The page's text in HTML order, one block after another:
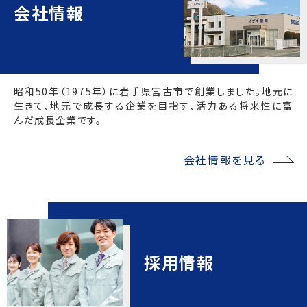
会社情報
昭和50年（1975年）に岩手県宮古市で創業しました。地元に
生きて、地元で成長する企業を目指す、活力ある将来性に富
んだ成長企業です。
会社情報を見る
採用情報